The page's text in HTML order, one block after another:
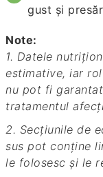
gust şi
Note:
1. Datele nutriționale furnizate la unele rețete sunt
estimative, iar
nu pot fi
tratamentul
2. Secțiunile de echipamente și ingrediente de mai
sus pot conține
le folosesc și le